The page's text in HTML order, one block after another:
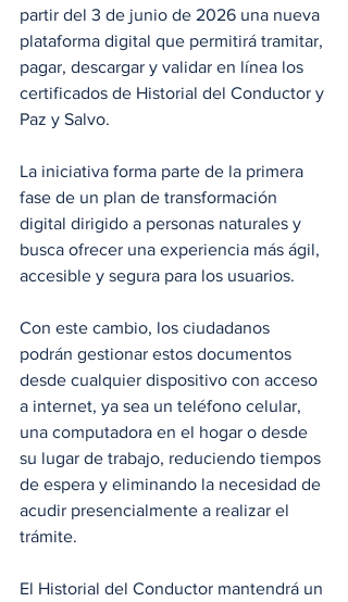
partir del 3 de junio de 2026 una nueva
plataforma digital que permitirá tramitar,
pagar, descargar y validar en línea los
certificados de Historial del Conductor y
Paz y Salvo.
La iniciativa forma parte de la primera
fase de un plan de transformación
digital dirigido a personas naturales y
busca ofrecer una experiencia más ágil,
accesible y segura para los usuarios.
Con este cambio, los ciudadanos
podrán gestionar estos documentos
desde cualquier dispositivo con acceso
a internet, ya sea un teléfono celular,
una computadora en el hogar o desde
su lugar de trabajo, reduciendo tiempos
de espera y eliminando la necesidad de
acudir presencialmente a realizar el
trámite.
El Historial del Conductor mantendrá un